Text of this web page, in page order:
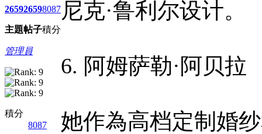
2659
主題
2659
帖子
8087
積分
管理員
積分
8087
尼克·鲁利尔设计。
6. 阿姆萨勒·阿贝拉
她作為高档定制婚